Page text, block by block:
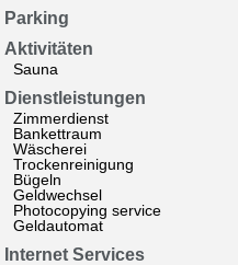
Parking
Aktivitäten
Sauna
Dienstleistungen
Zimmerdienst
Bankettraum
Wäscherei
Trockenreinigung
Bügeln
Geldwechsel
Photocopying service
Geldautomat
Internet Services